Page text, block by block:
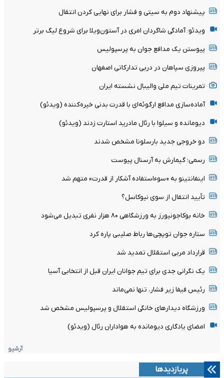
پیشنهاد دوم به سیتی و فشار برای نهایی کردن انتقال
ویدئو: آمادگی شاگردان امری در آستون‌ویلا برای شروع لیگ برتر
پیوستن یک مدافع جوان به پرسپولیس
پیروزی سپاهان در دربی تدارکاتی اصفهان
تمرینات تیم ملی والیبال نشسته ایران
آماده‌سازی مدافع ارگوئه‌ای با قدرت بدنی خیره‌کننده (ویدئو)
دیومانده و سیلوا با رئال مادرید استارت زدند (ویدئو)
دو خروجی جدید بارسلونا مشخص شدند
رسمی؛ گیمارش به آرسنال پیوست
اینفانتینو به «سوءاستفاده آشکار از قدرت» متهم شد
تأیید انتقال از سوی نیوکاسل؟
خانه بوکاجونیورز به ورزشگاهی ۸۰ هزار نفری تبدیل می‌شود
ستاره جوان توپچی‌ها رباط صلیبی پاره کرد
قرارداد مربی استقلال تمدید شد
یک نگرانی جدی برای تیم جوانان ایران قبل از انتخابی آسیا
رئیس فیفا زیر فشار، تنها نمی‌ماند
ورزشگاه دیدارهای خانگی استقلال و پرسپولیس مشخص شد
امضای یادگاری دیومانده به هواداران رئال (ویدئو)
آرشیو
پربازدیدها